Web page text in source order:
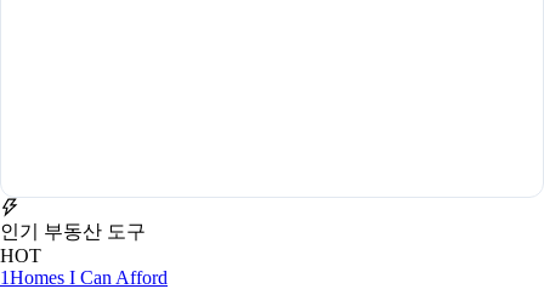
인기 부동산 도구
HOT
1Homes I Can Afford